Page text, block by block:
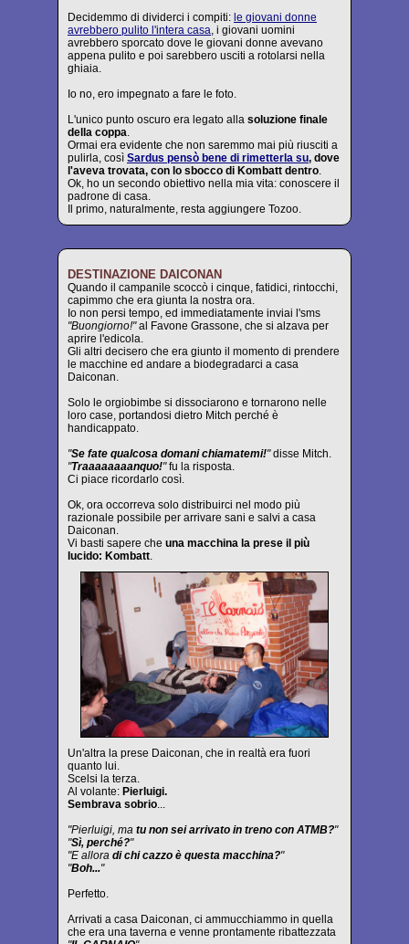
Decidemmo di dividerci i compiti: le giovani donne
avrebbero pulito l'intera casa, i giovani uomini
avrebbero sporcato dove le giovani donne avevano
appena pulito e poi sarebbero usciti a rotolarsi nella
ghiaia.
Io no, ero impegnato a fare le foto.
L'unico punto oscuro era legato alla soluzione finale
della coppa.
Ormai era evidente che non saremmo mai più riusciti a
pulirla, così Sardus pensò bene di rimetterla su, dove
l'aveva trovata, con lo sbocco di Kombatt dentro.
Ok, ho un secondo obiettivo nella mia vita: conoscere il
padrone di casa.
Il primo, naturalmente, resta aggiungere Tozoo.
DESTINAZIONE DAICONAN
Quando il campanile scoccò i cinque, fatidici, rintocchi,
capimmo che era giunta la nostra ora.
Io non persi tempo, ed immediatamente inviai l'sms
"Buongiorno!"al Favone Grassone, che si alzava per
aprire l'edicola.
Gli altri decisero che era giunto il momento di prendere
le macchine ed andare a biodegradarci a casa
Daiconan.
Solo le orgiobimbe si dissociarono e tornarono nelle
loro case, portandosi dietro Mitch perché è
handicappato.
"Se fate qualcosa domani chiamatemi!"disse Mitch.
"Traaaaaaaanquo!"fu la risposta.
Ci piace ricordarlo così.
Ok, ora occorreva solo distribuirci nel modo più
razionale possibile per arrivare sani e salvi a casa
Daiconan.
Vi basti sapere che una macchina la prese il più
lucido: Kombatt.
Un'altra la prese Daiconan, che in realtà era fuori
quanto lui.
Scelsi la terza.
Al volante: Pierluigi.
Sembrava sobrio...
"Pierluigi, ma tu non sei arrivato in treno con ATMB?"
"Sì, perché?"
"E allora di chi cazzo è questa macchina?"
"Boh..."
Perfetto.
Arrivati a casa Daiconan, ci ammucchiammo in quella
che era una taverna e venne prontamente ribattezzata